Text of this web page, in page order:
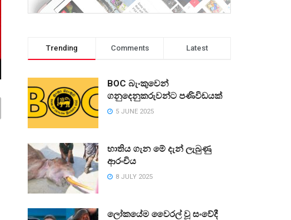
Trending Comments Latest
BOC බැංකුවෙන්
ගනුදෙනුකරුවන්ට පණිවිඩයක්
5 JUNE 2025
භාතිය ගැන මේ දැන් ලැබුණු
ආරංචිය
8 JULY 2025
ලෝකයේම වෛරල් වූ සංවේදී